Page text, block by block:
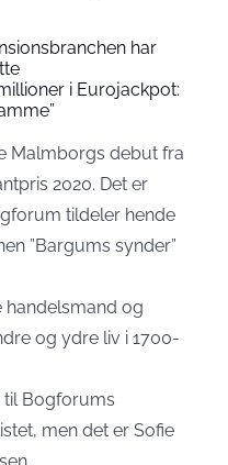
har
i Eurojackpot:
Malmborgs debut fra
2020. Det er
tildeler hende
”Bargums synder”
handelsmand og
og ydre liv i 1700-
til Bogforums
men det er Sofie